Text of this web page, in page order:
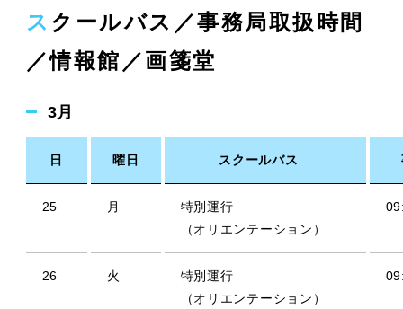
スクールバス／事務局取扱時間
／情報館／画箋堂
3月
日 曜日 スクールバス
25 月
特別運行
（オリエンテーション）
26 火
特別運行
（オリエンテーション）